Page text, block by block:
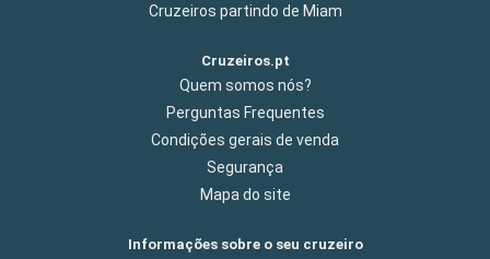
Cruzeiros partindo de Miam
Cruzeiros.pt
Quem somos nós?
Perguntas Frequentes
Condições gerais de venda
Segurança
Mapa do site
Informações sobre o seu cruzeiro